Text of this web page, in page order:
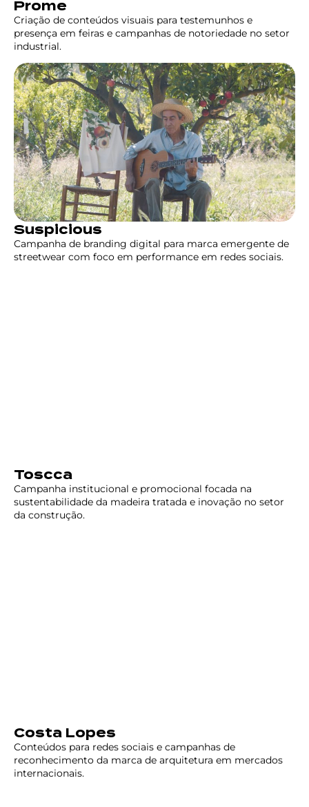
Prome
Criação de conteúdos visuais para testemunhos e
presença em feiras e campanhas de notoriedade no setor
industrial.
Suspicious
Campanha de branding digital para marca emergente de
streetwear com foco em performance em redes sociais.
Toscca
Campanha institucional e promocional focada na
sustentabilidade da madeira tratada e inovação no setor
da construção.
Costa Lopes
Conteúdos para redes sociais e campanhas de
reconhecimento da marca de arquitetura em mercados
internacionais.